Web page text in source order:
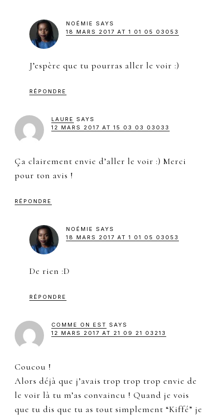
NOÉMIE
SAYS
18 MARS 2017 AT 1 01 05 03053
J’espère que tu pourras aller le voir :)
RÉPONDRE
LAURE
SAYS
12 MARS 2017 AT 15 03 03 03033
Ça clairement envie d’aller le voir :) Merci
pour ton avis !
RÉPONDRE
NOÉMIE
SAYS
18 MARS 2017 AT 1 01 05 03053
De rien :D
RÉPONDRE
COMME ON EST SAYS
12 MARS 2017 AT 21 09 21 03213
Coucou !
Alors déjà que j’avais trop trop trop envie de
le voir là tu m’as convaincu ! Quand je vois
que tu dis que tu as tout simplement “Kiffé” je